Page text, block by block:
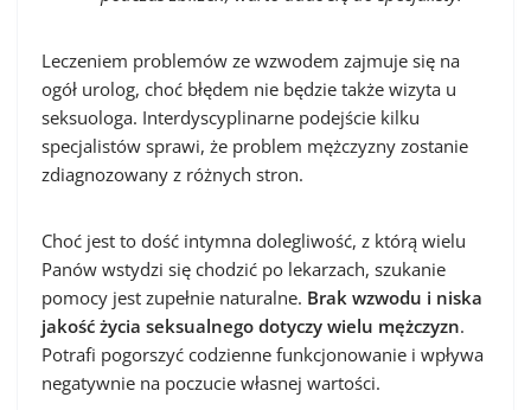
Leczeniem problemów ze wzwodem zajmuje się na
ogół urolog, choć błędem nie będzie także wizyta u
seksuologa. Interdyscyplinarne podejście kilku
specjalistów sprawi, że problem mężczyzny zostanie
zdiagnozowany z różnych stron.
Choć jest to dość intymna dolegliwość, z którą wielu
Panów wstydzi się chodzić po lekarzach, szukanie
pomocy jest zupełnie naturalne. Brak wzwodu i niska
jakość życia seksualnego dotyczy wielu mężczyzn.
Potrafi pogorszyć codzienne funkcjonowanie i wpływa
negatywnie na poczucie własnej wartości.